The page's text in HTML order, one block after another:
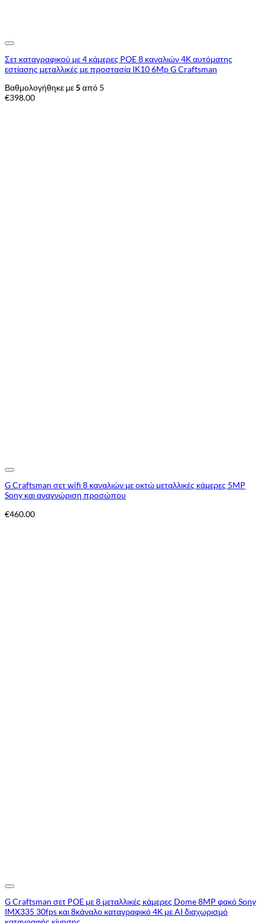
Σετ καταγραφικού με 4 κάμερες POE 8 καναλιών 4Κ αυτόματης
εστίασης μεταλλικές με προστασία ΙΚ10 6Mp G Craftsman
Βαθμολογήθηκε με5από 5
€398.00
G Craftsman σετ wifi 8 καναλιών με οκτώ μεταλλικές κάμερες 5MP
Sony και αναγνώριση προσώπου
€460.00
G Craftsman σετ POE με 8 μεταλλικές κάμερες Dome 8MP φακό Sony
IMX335 30fps και 8κάναλο καταγραφικό 4Κ με AI διαχωρισμό